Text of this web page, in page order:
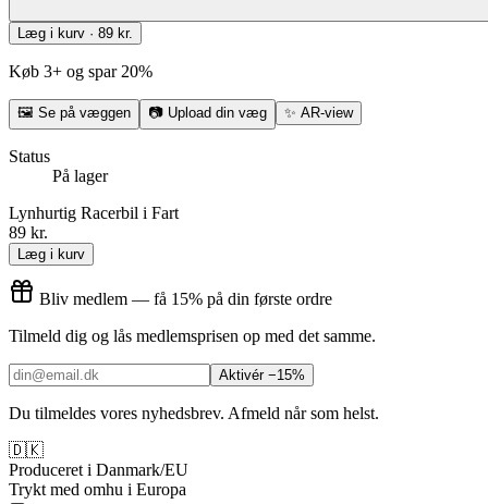
Læg i kurv · 89 kr.
Køb 3+ og spar 20%
🖼 Se på væggen 📷 Upload din væg ✨ AR-view
Status
På lager
Lynhurtig Racerbil i Fart
89 kr.
Læg i kurv
Bliv medlem — få 15% på din første ordre
Tilmeld dig og lås medlemsprisen op med det samme.
Aktivér −15%
Du tilmeldes vores nyhedsbrev. Afmeld når som helst.
🇩🇰
Produceret i Danmark/EU
Trykt med omhu i Europa